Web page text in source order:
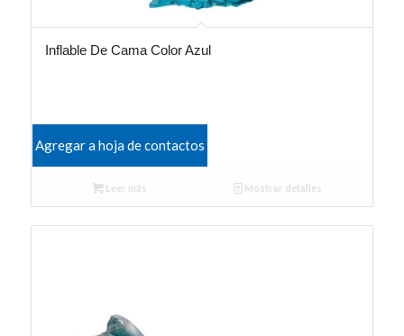
Inflable De Cama Color Azul
Agregar a hoja de contactos
Leer más Mostrar detalles